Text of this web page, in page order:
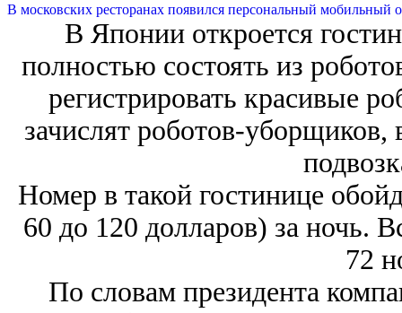
В московских ресторанах появился персональный мобильный
В Японии откроется
полностью состоять из
регистрировать красивые
зачислят роботов-уборщиков,
Номер в такой гостинице
60 до 120 долларов) за ночь.
72
По словам президента